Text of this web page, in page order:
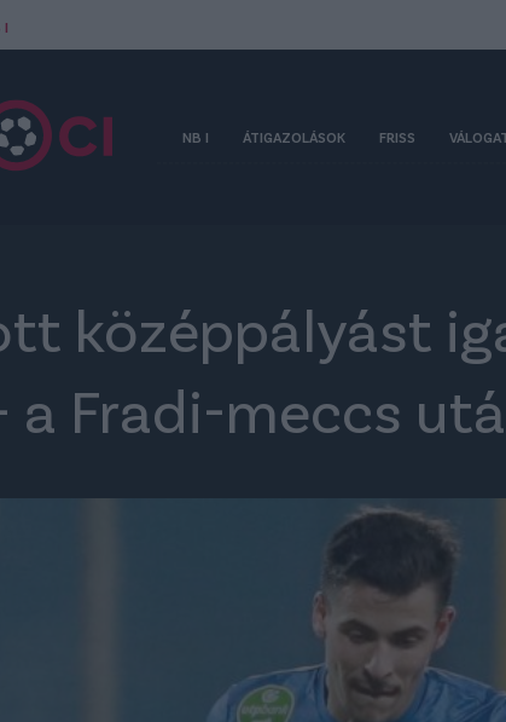
I
NB I ÁTIGAZOLÁSOK FRISS
középpályást
a Fradi-meccs